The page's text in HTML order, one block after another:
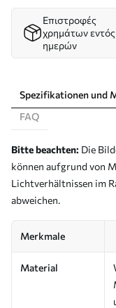
Επιστροφές
χρημάτων
ημερών
Spezifikationen und
FAQ
Bitte beachten: Die
können aufgrund von
Lichtverhältnissen im
abweichen.
Merkmale
Material